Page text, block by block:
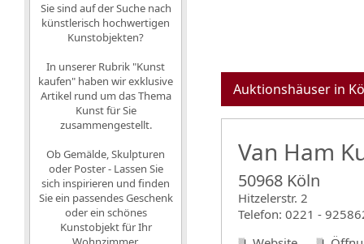
Auktionshäuser in
Van Ham
50968 Köln
Hitzelerstr. 2
Telefon: 0221 -
Sie sind auf der Suche nach
künstlerisch hochwertigen
Kunstobjekten?
In unserer Rubrik "Kunst
kaufen" haben wir exklusive
Artikel rund um das Thema
Kunst für Sie
zusammengestellt.
Ob Gemälde, Skulpturen
oder Poster - Lassen Sie
sich inspirieren und finden
Sie ein passendes Geschenk
oder ein schönes
Kunstobjekt für Ihr